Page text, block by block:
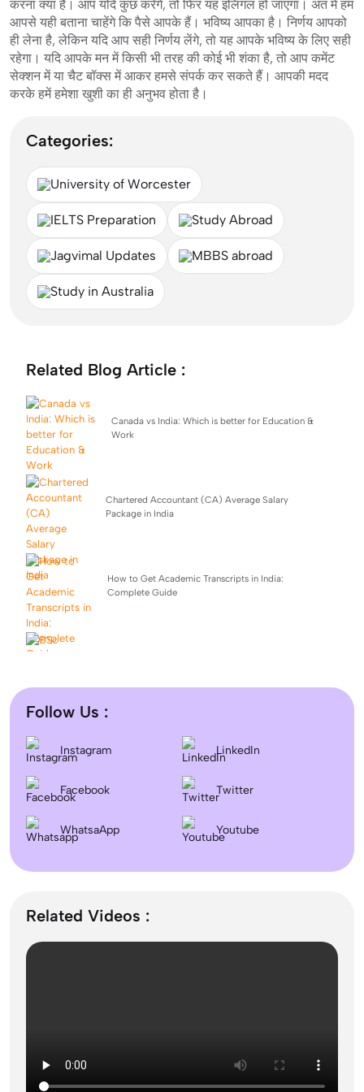
करना क्या है। आप यदि कुछ करेंगे, तो फिर यह इलिगल हो जाएगा। अंत में हम
आपसे यही बताना चाहेंगे कि पैसे आपके हैं। भविष्य आपका है। निर्णय आपको
ही लेना है, लेकिन यदि आप सही निर्णय लेंगे, तो यह आपके भविष्य के लिए सही
रहेगा। यदि आपके मन में किसी भी तरह की कोई भी शंका है, तो आप कमेंट
सेक्शन में या चैट बॉक्स में आकर हमसे संपर्क कर सकते हैं। आपकी मदद
करके हमें हमेशा खुशी का ही अनुभव होता है।
Categories:
University of Worcester
IELTS Preparation Study Abroad
Jagvimal Updates MBBS abroad
Study in Australia
Related Blog Article :
Canada vs India: Which is better for Education &
Work
Chartered Accountant (CA) Average Salary
Package in India
How to Get Academic Transcripts in India:
Complete Guide
Difference between DNB and MD/MS? Which degree
is better?
Dentistry In the UK 2026: Eligibility, Fees, Top
Colleges & Admission
Universities for 2026
2026, Top Colleges, Admissions & Jobs
Follow Us :
Instagram LinkedIn
Facebook Twitter
WhatsaApp Youtube
Related Videos :